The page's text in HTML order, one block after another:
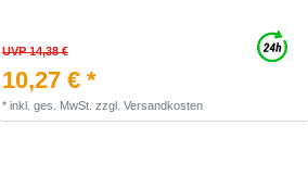
UVP 14,38 €
10,27 € *
* inkl. ges. MwSt. zzgl. Versandkosten